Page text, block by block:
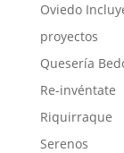
Oviedo
proyectos
Quesería
Re-invéntate
Riquirraque
Serenos